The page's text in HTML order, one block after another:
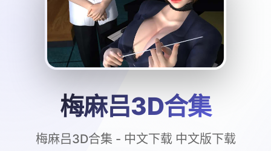
梅麻吕3D合集
梅麻吕3D合集 - 中文下载 中文版下载